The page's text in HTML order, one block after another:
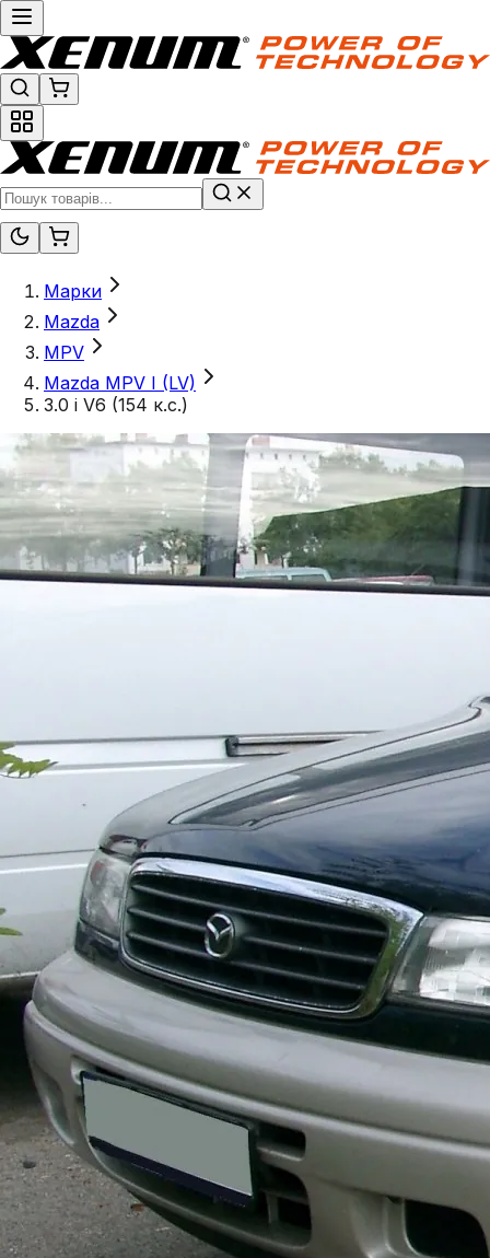
Марки
Mazda
MPV
Mazda MPV I (LV)
3.0 i V6 (154 к.с.)